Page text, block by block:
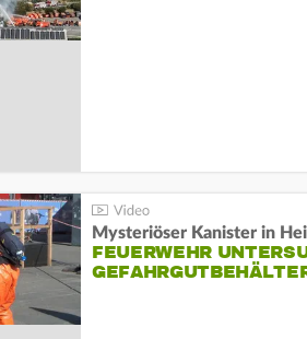
Mysteriöser Kanister in
FEUERWEHR